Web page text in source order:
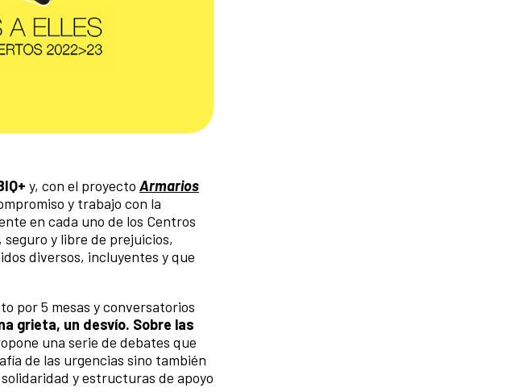
y, con el proyecto Armarios
y trabajo con la
en cada uno de los Centros
y libre de prejuicios,
diversos, incluyentes y que
por 5 mesas y conversatorios
grieta, un desvío. Sobre las
una serie de debates que
de las urgencias sino también
y estructuras de apoyo